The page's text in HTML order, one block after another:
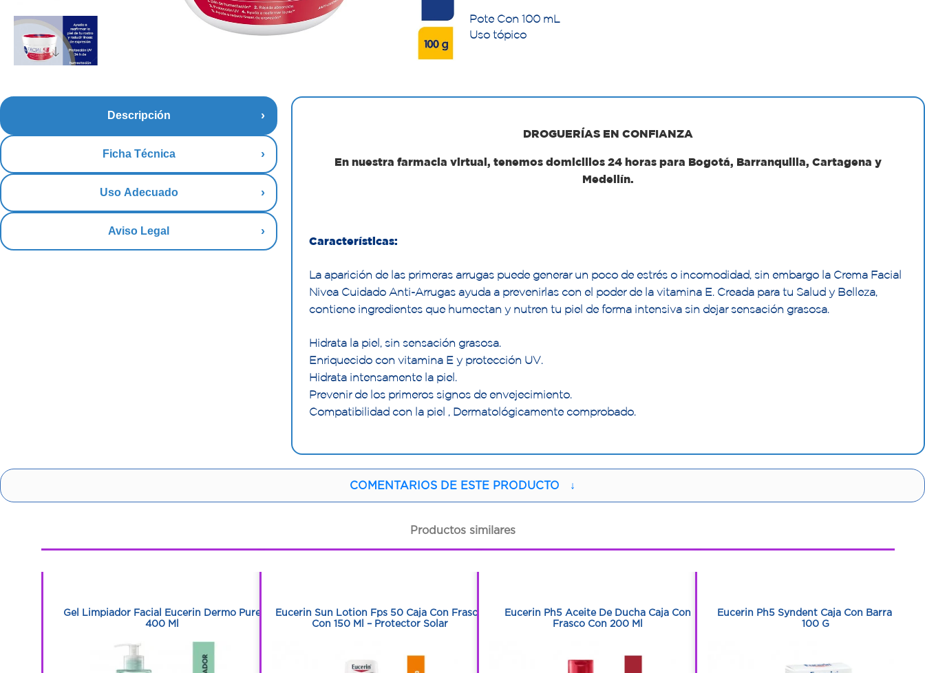
Pote Con 100 mL
Uso tópico
Descripción
Ficha Técnica
Uso Adecuado
Aviso Legal
DROGUERÍAS EN CONFIANZA
En nuestra farmacia virtual, tenemos domicilios 24 horas para Bogotá, Barranquilla, Cartagena y
Medellín.
Características:
La aparición de las primeras arrugas puede generar un poco de estrés o incomodidad, sin embargo la Crema Facial
Nivea Cuidado Anti-Arrugas ayuda a prevenirlas con el poder de la vitamina E. Creada para tu Salud y Belleza,
contiene ingredientes que humectan y nutren tu piel de forma intensiva sin dejar sensación grasosa.
Hidrata la piel, sin sensación grasosa.
Enriquecido con vitamina E y protección UV.
Hidrata intensamente la piel.
Prevenir de los primeros signos de envejecimiento.
Compatibilidad con la piel , Dermatológicamente comprobado.
COMENTARIOS DE ESTE PRODUCTO ↓
Productos similares
Gel Limpiador Facial Eucerin Dermo Pure
400 Ml
Eucerin Sun Lotion Fps 50 Caja Con Frasco
Con 150 Ml – Protector Solar
Eucerin Ph5 Aceite De Ducha Caja Con
Frasco Con 200 Ml
Eucerin Ph5 Syndent Caja Con Barra Con
100 G